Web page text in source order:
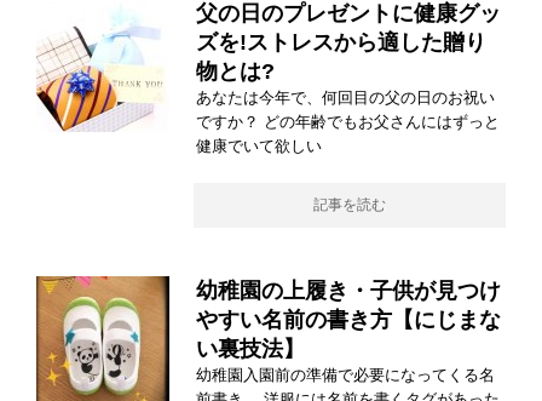
父の日のプレゼントに健康グッ
ズを!ストレスから適した贈り
物とは?
あなたは今年で、何回目の父の日のお祝い
ですか？ どの年齢でもお父さんにはずっと
健康でいて欲しい
記事を読む
幼稚園の上履き・子供が見つけ
やすい名前の書き方【にじまな
い裏技法】
幼稚園入園前の準備で必要になってくる名